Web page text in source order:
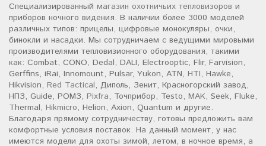
Специализированный магазин охотничьих тепловизоров и
приборов ночного видения. В наличии более 3000 моделей
различных типов: прицелы, цифровые монокуляры, очки,
бинокли и насадки. Мы сотрудничаем с ведущими мировыми
производителями тепловизионного оборудования, такими
как: Combat, CONO, Dedal, DALI, Electrooptic, Flir, Farvision,
Gerffins, iRai, Innomount, Pulsar, Yukon, ATN, HTI, Hawke,
Hikvision, Red Tactical, Диполь, Зенит, Красногорский завод,
НПЗ, Guide, РОМЗ, Pixfra, Точприбор, Testo, MAK, Seek, Fluke,
Thermal, Hikmicro, Helion, Axion, Quantum и другие.
Благодаря прямому сотрудничеству, готовы предложить вам
комфортные условия поставок. На данный момент, у нас
имеются модели для охоты зимой, летом, в ночное время, а